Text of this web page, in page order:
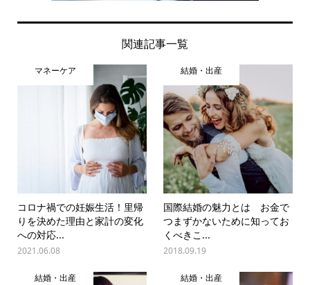
関連記事一覧
マネーケア
コロナ禍での妊娠生活！里帰
りを決めた理由と家計の変化
への対応...
2021.06.08
結婚・出産
国際結婚の魅力とは お金で
つまずかないために知ってお
くべきこ...
2018.09.19
結婚・出産 結婚・出産